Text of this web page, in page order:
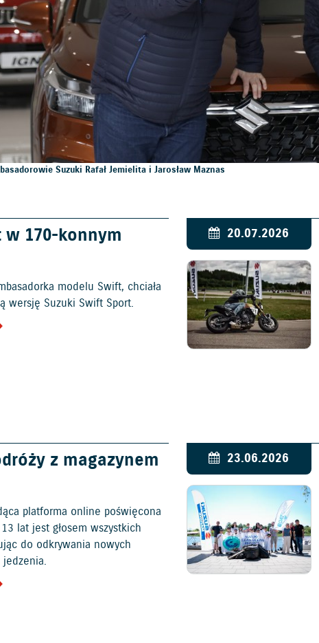
Suzuki Rafał Jemielita i Jarosław Maznas
170-konnym
modelu Swift, chciała
wersję Suzuki Swift Sport.
20.07.2026
z magazynem
platforma online poświęcona
lat jest głosem wszystkich
do odkrywania nowych
23.06.2026